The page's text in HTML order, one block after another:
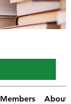
Members About